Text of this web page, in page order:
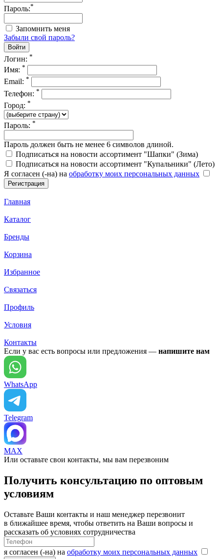
Пароль:*
Запомнить меня
Забыли свой пароль?
Логин: *
Имя: *
Email: *
Телефон: *
Город: *
Пароль: *
Пароль должен быть не менее 6 символов длиной.
Подписаться на новости ассортимент "Шапки" (Зима)
Подписаться на новости ассортимент "Купальники" (Лето)
Я согласен (-на) на обработку моих персональных данных
Главная
Каталог
Бренды
Корзина
Избранное
Связаться
Профиль
Условия
Контакты
Если у вас есть вопросы или предложения — напишите нам
WhatsApp
Telegram
MAX
Или оставьте свои контакты, мы вам перезвоним
Получить консультацию по оптовым
условиям
Оставьте Ваши контакты и наш менеджер перезвонит
в ближайшее время, чтобы ответить на Ваши вопросы и
рассказать об условиях сотрудничества
я согласен (-на) на обработку моих персональных данных